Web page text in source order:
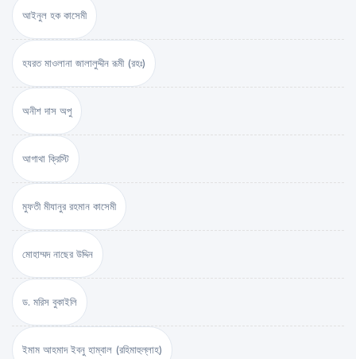
আইনুল হক কাসেমী
হযরত মাওলানা জালালুদ্দীন রূমী (রহঃ)
অনীশ দাস অপু
আগাথা ক্রিস্টি
মুফতী মীযানুর রহমান কাসেমী
মোহাম্মদ নাছের উদ্দিন
ড. মরিস বুকাইলি
ইমাম আহমাদ ইবনু হাম্বাল (রহিমাহুল্লাহ)